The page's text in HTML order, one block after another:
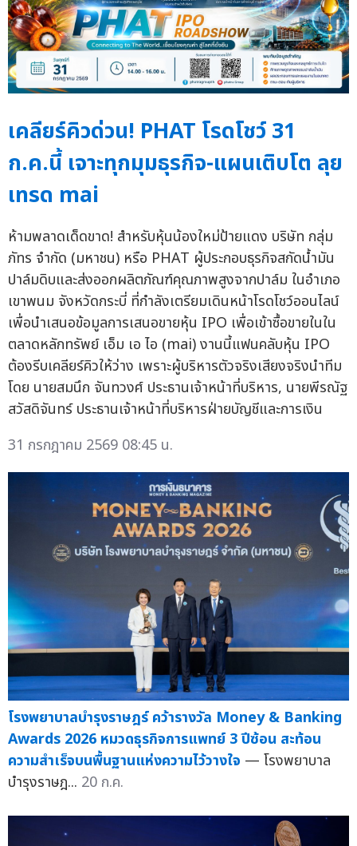
เคลียร์คิวด่วน! PHAT โรดโชว์ 31
ก.ค.นี้ เจาะทุกมุมธุรกิจ-แผนเติบโต ลุย
เทรด mai
ห้ามพลาดเด็ดขาด! สำหรับหุ้นน้องใหม่ป้ายแดง บริษัท กลุ่ม
ภัทร จำกัด (มหาชน) หรือ PHAT ผู้ประกอบธุรกิจสกัดน้ำมัน
ปาล์มดิบและส่งออกผลิตภัณฑ์คุณภาพสูงจากปาล์ม ในอำเภอ
เขาพนม จังหวัดกระบี่ ที่กำลังเตรียมเดินหน้าโรดโชว์ออนไลน์
เพื่อนำเสนอข้อมูลการเสนอขายหุ้น IPO เพื่อเข้าซื้อขายในใน
ตลาดหลักทรัพย์ เอ็ม เอ ไอ (mai) งานนี้แฟนคลับหุ้น IPO
ต้องรีบเคลียร์คิวให้ว่าง เพราะผู้บริหารตัวจริงเสียงจริงนำทีม
โดย นายสมนึก จันทวงศ์ ประธานเจ้าหน้าที่บริหาร, นายพีรณัฐ
สวัสดิจันทร์ ประธานเจ้าหน้าที่บริหารฝ่ายบัญชีและการเงิน
31 กรกฎาคม 2569 08:45 น.
โรงพยาบาลบำรุงราษฎร์ คว้ารางวัล Money & Banking
Awards 2026 หมวดธุรกิจการแพทย์ 3 ปีซ้อน สะท้อน
ความสำเร็จบนพื้นฐานแห่งความไว้วางใจ — โรงพยาบาล
บำรุงราษฎ... 20 ก.ค.